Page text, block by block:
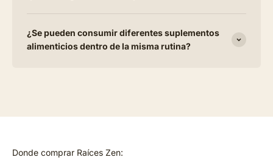
¿Se pueden consumir diferentes suplementos
alimenticios dentro de la misma rutina?
Donde comprar Raíces Zen: